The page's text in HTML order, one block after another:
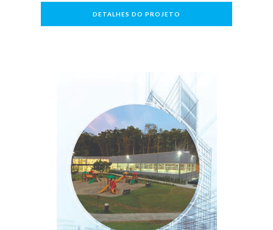
DETALHES DO PROJETO